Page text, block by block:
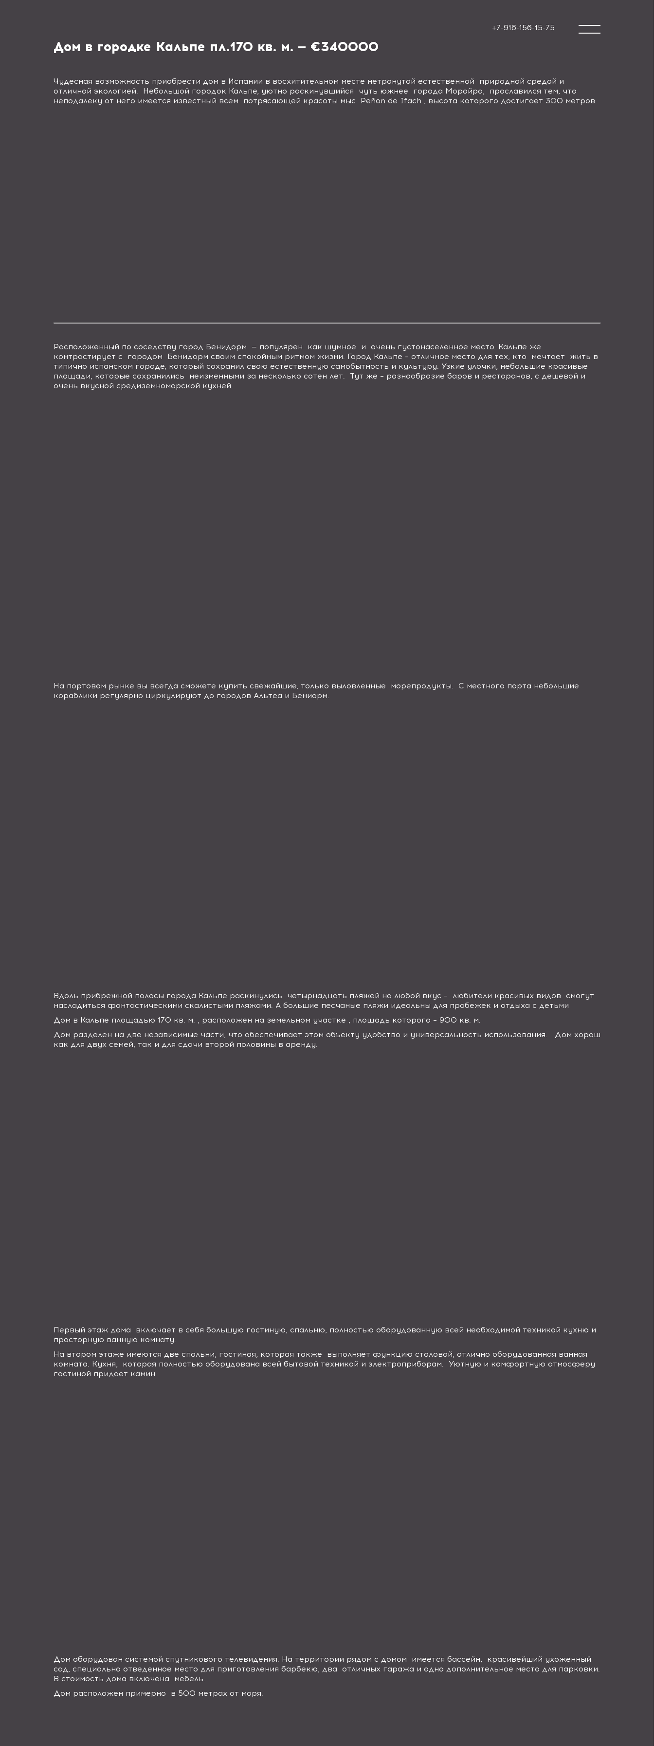
+7-916-156-15-75
Дом в городке Кальпе пл.170 кв. м. — €340000
Чудесная возможность приобрести дом в Испании в восхитительном месте нетронутой естественной природной средой и
отличной экологией. Небольшой городок Кальпе, уютно раскинувшийся чуть южнее города Морайра, прославился тем, что
неподалеку от него имеется известный всем потрясающей красоты мыс Peñon de Ifach , высота которого достигает 300 метров.
Расположенный по соседству город Бенидорм — популярен как шумное и очень густонаселенное место. Кальпе же
контрастирует с городом Бенидорм своим спокойным ритмом жизни. Город Кальпе – отличное место для тех, кто мечтает жить в
типично испанском городе, который сохранил свою естественную самобытность и культуру. Узкие улочки, небольшие красивые
площади, которые сохранились неизменными за несколько сотен лет. Тут же – разнообразие баров и ресторанов, с дешевой и
очень вкусной средиземноморской кухней.
На портовом рынке вы всегда сможете купить свежайшие, только выловленные морепродукты. С местного порта небольшие
кораблики регулярно циркулируют до городов Альтеа и Бениорм.
Вдоль прибрежной полосы города Кальпе раскинулись четырнадцать пляжей на любой вкус – любители красивых видов смогут
насладиться фантастическими скалистыми пляжами. А большие песчаные пляжи идеальны для пробежек и отдыха с детьми
Дом в Кальпе площадью 170 кв. м. , расположен на земельном участке , площадь которого – 900 кв. м.
Дом разделен на две независимые части, что обеспечивает этом объекту удобство и универсальность использования. Дом хорош
как для двух семей, так и для сдачи второй половины в аренду.
Первый этаж дома включает в себя большую гостиную, спальню, полностью оборудованную всей необходимой техникой кухню и
просторную ванную комнату.
На втором этаже имеются две спальни, гостиная, которая также выполняет функцию столовой, отлично оборудованная ванная
комната. Кухня, которая полностью оборудована всей бытовой техникой и электроприборам. Уютную и комфортную атмосферу
гостиной придает камин.
Дом оборудован системой спутникового телевидения. На территории рядом с домом имеется бассейн, красивейший ухоженный
сад, специально отведенное место для приготовления барбекю, два отличных гаража и одно дополнительное место для парковки.
В стоимость дома включена мебель.
Дом расположен примерно в 500 метрах от моря.